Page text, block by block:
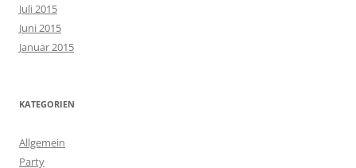
Juli 2015
Juni 2015
Januar 2015
KATEGORIEN
Allgemein
Party